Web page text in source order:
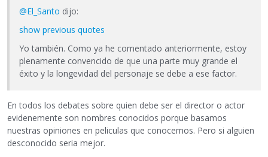
@El_Santo dijo:
show previous quotes
Yo también. Como ya he comentado anteriormente, estoy
plenamente convencido de que una parte muy grande el
éxito y la longevidad del personaje se debe a ese factor.
En todos los debates sobre quien debe ser el director o actor
evidenemente son nombres conocidos porque basamos
nuestras opiniones en peliculas que conocemos. Pero si alguien
desconocido seria mejor.